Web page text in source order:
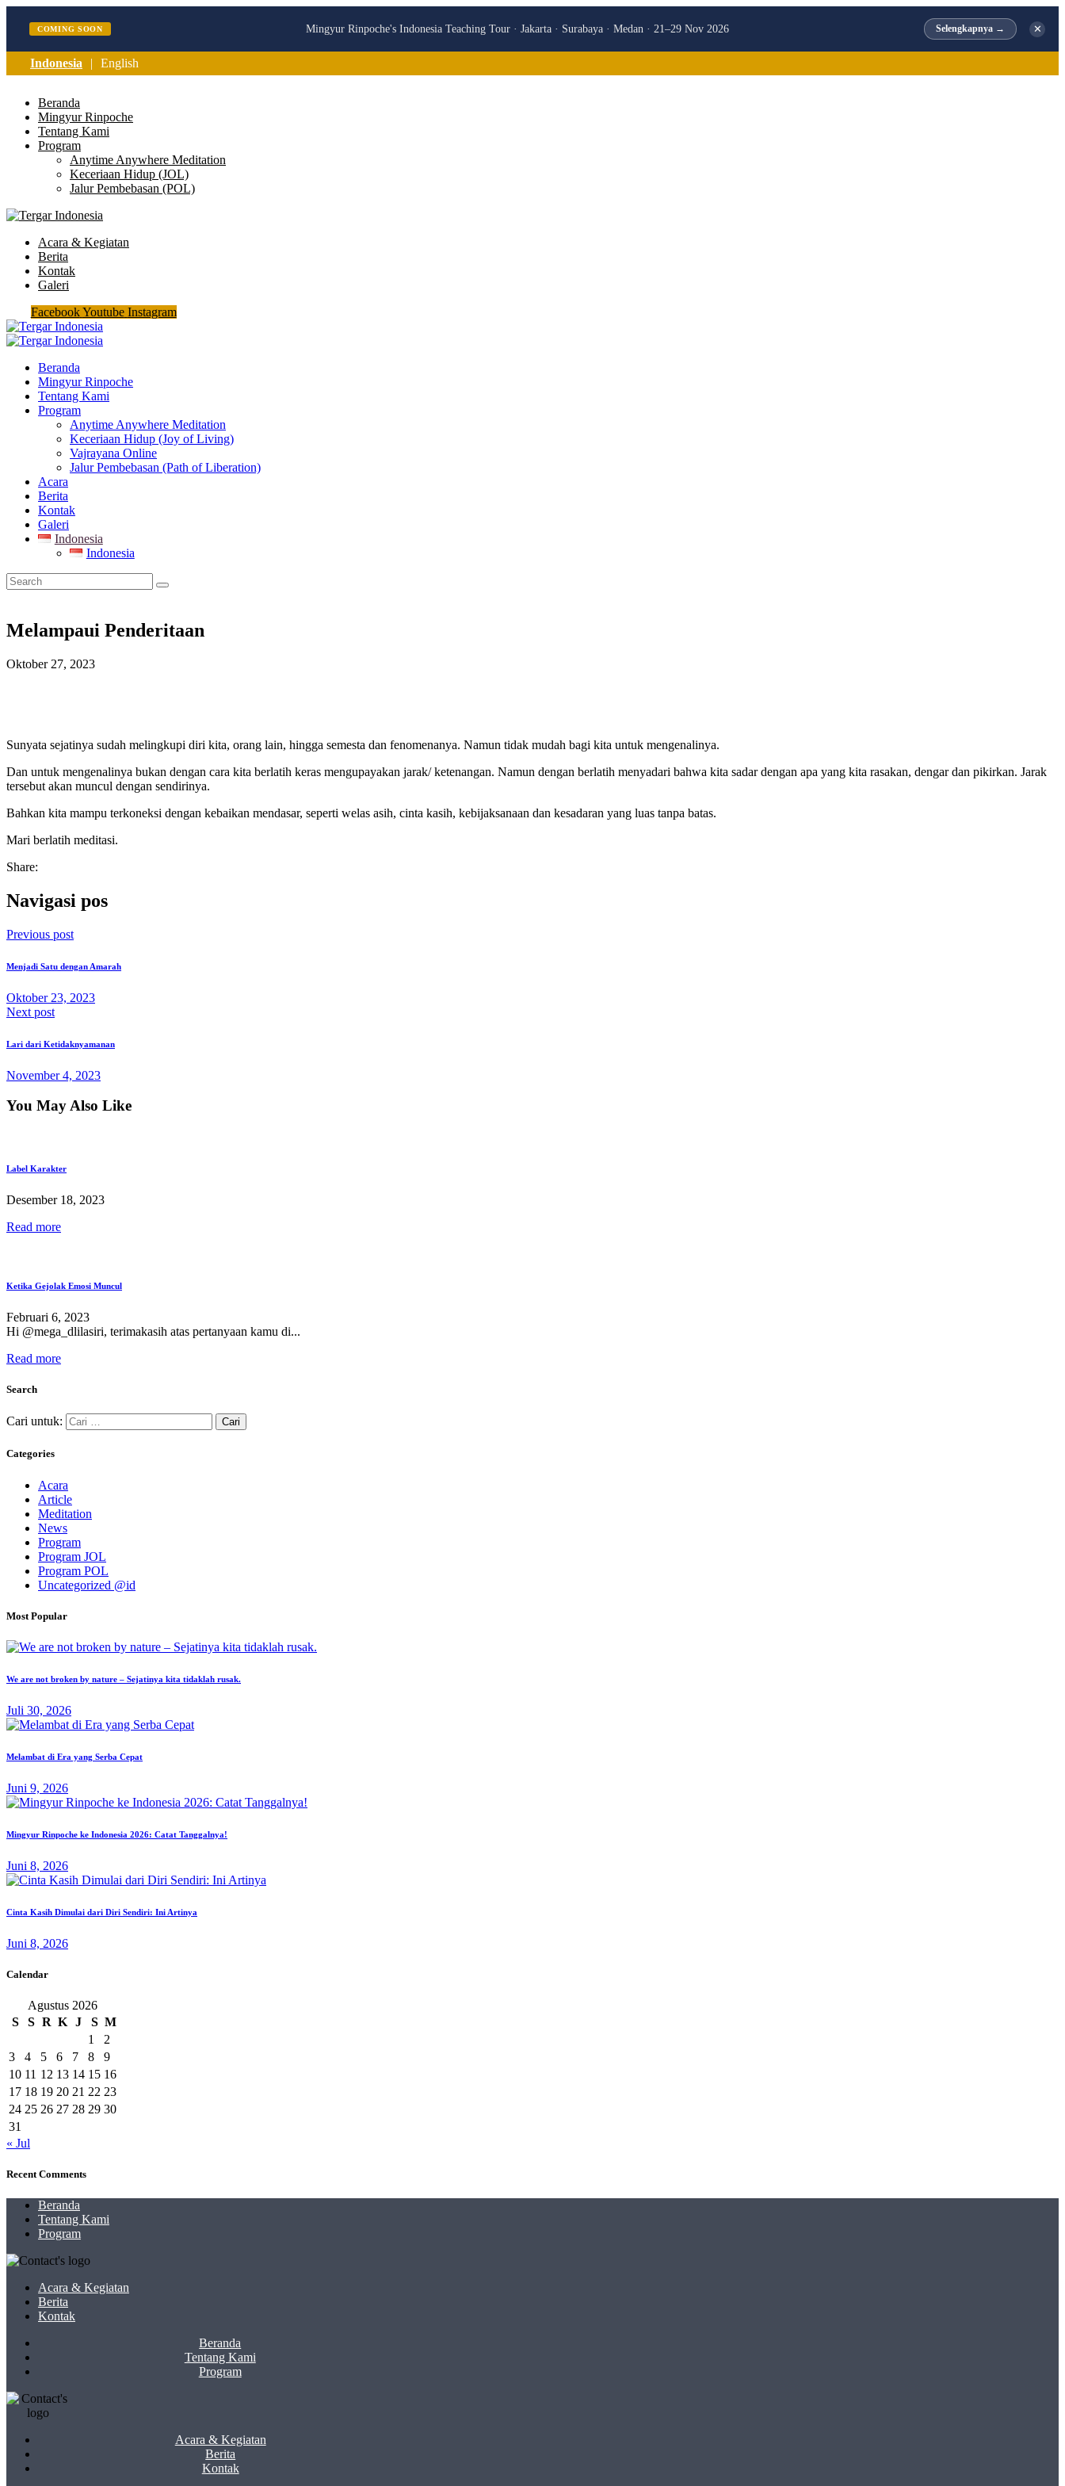
COMING SOON Mingyur Rinpoche's Indonesia Teaching Tour · Jakarta · Surabaya · Medan · 21–29 Nov 2026 Selengkapnya → ✕
Indonesia English
Beranda
Mingyur Rinpoche
Tentang Kami
Program
Anytime Anywhere Meditation
Keceriaan Hidup (JOL)
Jalur Pembebasan (POL)
Acara & Kegiatan
Berita
Kontak
Galeri
FacebookYoutube Instagram
Beranda
Mingyur Rinpoche
Tentang Kami
Program
Anytime Anywhere Meditation
Keceriaan Hidup (Joy of Living)
Vajrayana Online
Jalur Pembebasan (Path of Liberation)
Acara
Berita
Kontak
Galeri
Indonesia
Indonesia
Melampaui Penderitaan
Oktober 27, 2023
Sunyata sejatinya sudah melingkupi diri kita, orang lain, hingga semesta dan fenomenanya. Namun tidak mudah bagi kita untuk mengenalinya.
Dan untuk mengenalinya bukan dengan cara kita berlatih keras mengupayakan jarak/ ketenangan. Namun dengan berlatih menyadari bahwa kita sadar dengan apa yang kita rasakan, dengar dan pikirkan. Jarak
tersebut akan muncul dengan sendirinya.
Bahkan kita mampu terkoneksi dengan kebaikan mendasar, seperti welas asih, cinta kasih, kebijaksanaan dan kesadaran yang luas tanpa batas.
Mari berlatih meditasi.
Share:
Navigasi pos
Previous post
Menjadi Satu dengan Amarah
Oktober 23, 2023
Next post
Lari dari Ketidaknyamanan
November 4, 2023
You May Also Like
Label Karakter
Desember 18, 2023
Read more
Ketika Gejolak Emosi Muncul
Februari 6, 2023
Hi @mega_dlilasiri, terimakasih atas pertanyaan kamu di...
Read more
Search
Cari untuk:
Categories
Acara
Article
Meditation
News
Program
Program JOL
Program POL
Uncategorized @id
Most Popular
We are not broken by nature – Sejatinya kita tidaklah rusak.
Juli 30, 2026
Melambat di Era yang Serba Cepat
Juni 9, 2026
Mingyur Rinpoche ke Indonesia 2026: Catat Tanggalnya!
Juni 8, 2026
Cinta Kasih Dimulai dari Diri Sendiri: Ini Artinya
Juni 8, 2026
Calendar
Agustus 2026
S
S R K J S M
1
2
3
4 5 6 7 8
9
10 11 12 13 14 15 16
17 18 19 20 21 22 23
24 25 26 27 28 29 30
31
« Jul
Recent Comments
Beranda
Tentang Kami
Program
Acara & Kegiatan
Berita
Kontak
Beranda
Tentang Kami
Program
Acara & Kegiatan
Berita
Kontak